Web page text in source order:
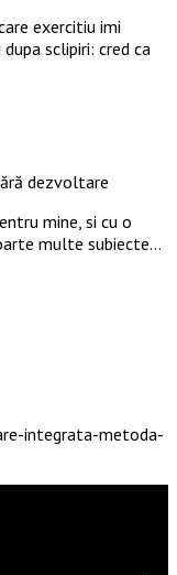
exercitiu imi
sclipiri: cred ca
dezvoltare
mine, si cu o
multe subiecte…
integrata-metoda-